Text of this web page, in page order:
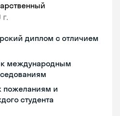
г.
диплом с отличием
к международным
пожеланиям и
студента